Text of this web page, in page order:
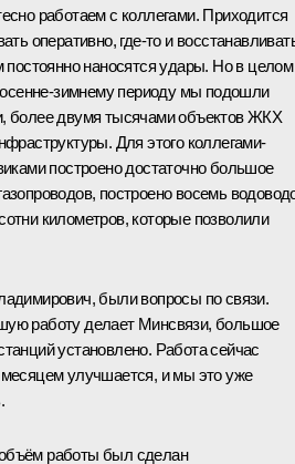
работаем с коллегами. Приходится
оперативно, где-то и
постоянно наносятся удары. Но в целом
осенне-зимнему периоду мы подошли
более двумя тысячами объектов ЖКХ
Для этого коллегами-
построено достаточно большое
построено восемь
километров, которые позволили
были вопросы по связи.
работу делает Минсвязи, большое
установлено. Работа сейчас
улучшается, и мы это уже
работы был сделан